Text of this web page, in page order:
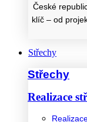
České
klíč – od
Střechy
Střechy
Realizace